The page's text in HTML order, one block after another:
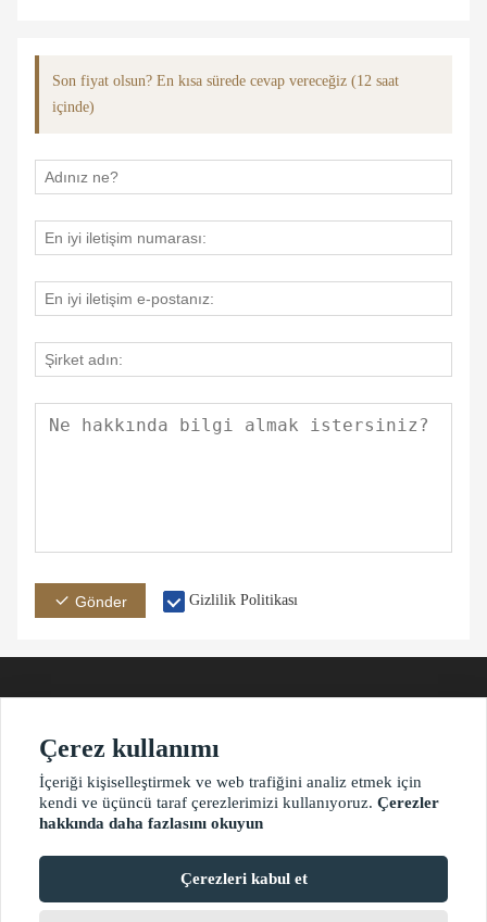
Son fiyat olsun? En kısa sürede cevap vereceğiz (12 saat
içinde)
Gönder Gizlilik Politikası
Adres E-posta
?2021 waimaoniu.net
Çerez kullanımı
İçeriği kişiselleştirmek ve web trafiğini analiz etmek için
kendi ve üçüncü taraf çerezlerimizi kullanıyoruz. Çerezler
hakkında daha fazlasını okuyun
Çerezleri kabul et